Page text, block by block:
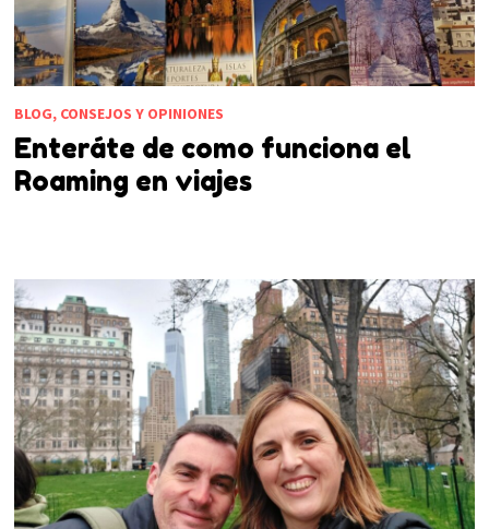
BLOG, CONSEJOS Y OPINIONES
Enteráte de como funciona el
Roaming en viajes